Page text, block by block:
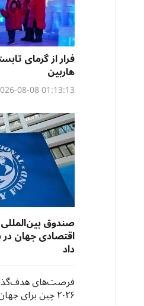
فرار از گرمای
هاربین
01:13:13 2026-08-08
صندوق
داد
فرصت‌های
۲۰۲۶ چین برای جهان